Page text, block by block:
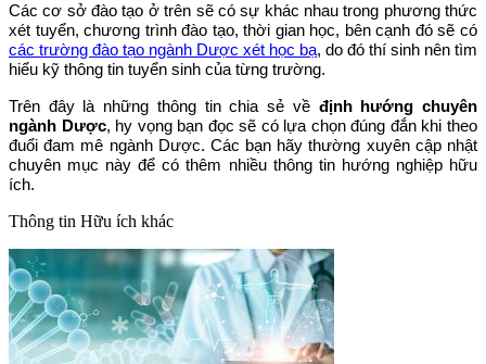
Các cơ sở đào tạo ở trên sẽ có sự khác nhau trong phương thức
xét tuyển, chương trình đào tạo, thời gian học, bên cạnh đó sẽ có
các trường đào tạo ngành Dược xét học bạ, do đó thí sinh nên tìm
hiểu kỹ thông tin tuyển sinh của từng trường.
Trên đây là những thông tin chia sẻ về định hướng chuyên
ngành Dược, hy vọng bạn đọc sẽ có lựa chọn đúng đắn khi theo
đuổi đam mê ngành Dược. Các bạn hãy thường xuyên cập nhật
chuyên mục này để có thêm nhiều thông tin hướng nghiệp hữu
ích.
Thông tin Hữu ích khác